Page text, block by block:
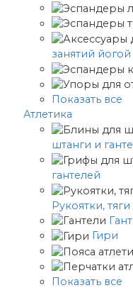
занятий йогой
Показать все
Атлетика
штанги и
гантелей
Рукоятки,
Гири
Показать все